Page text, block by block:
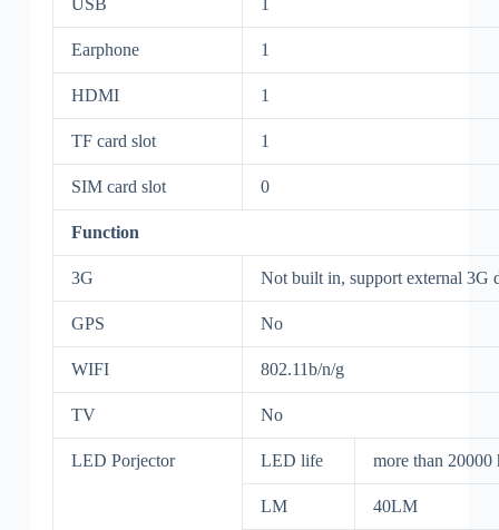
USB 1
Earphone 1
HDMI 1
TF card slot 1
SIM card slot 0
Function
3G Not built in, support external 3G
GPS No
WIFI 802.11b/n/g
TV No
LED Porjector LED life more than 20000
LM 40LM